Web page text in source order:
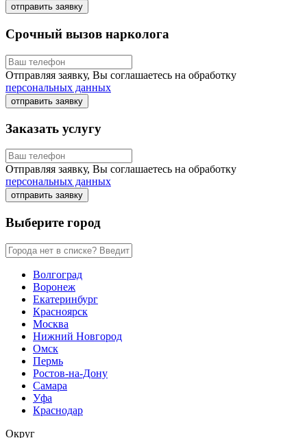
отправить заявку
Срочный вызов нарколога
Отправляя заявку, Вы соглашаетесь на обработку
персональных данных
отправить заявку
Заказать услугу
Отправляя заявку, Вы соглашаетесь на обработку
персональных данных
отправить заявку
Выберите город
Волгоград
Воронеж
Екатеринбург
Красноярск
Москва
Нижний Новгород
Омск
Пермь
Ростов-на-Дону
Самара
Уфа
Краснодар
Округ